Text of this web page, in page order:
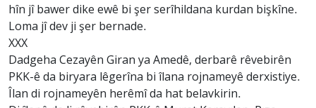
hîn jî bawer dike ewê bi şer serîhildana kurdan bişkîne.
Loma jî dev ji şer bernade.
XXX
Dadgeha Cezayên Giran ya Amedê, derbarê rêvebirên
PKK-ê da biryara lêgerîna bi îlana rojnameyê derxistiye.
Îlan di rojnameyên herêmî da hat belavkirin.